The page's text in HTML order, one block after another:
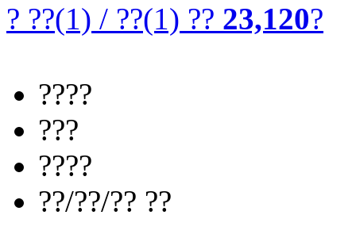
? ??(1) / ??(1) ?? 23,120?
????
???
????
??/??/?? ??